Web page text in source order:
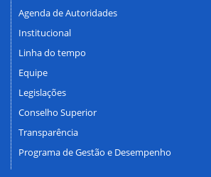
Agenda de Autoridades
Institucional
Linha do tempo
Equipe
Legislações
Conselho Superior
Transparência
Programa de Gestão e Desempenho